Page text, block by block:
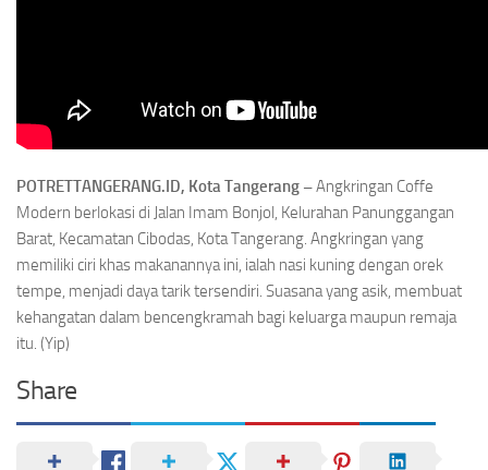
POTRETTANGERANG.ID, Kota Tangerang –Angkringan Coffe
Modern berlokasi di Jalan Imam Bonjol, Kelurahan Panunggangan
Barat, Kecamatan Cibodas, Kota Tangerang. Angkringan yang
memiliki ciri khas makanannya ini, ialah nasi kuning dengan orek
tempe, menjadi daya tarik tersendiri. Suasana yang asik, membuat
kehangatan dalam bencengkramah bagi keluarga maupun remaja
itu. (Yip)
Share